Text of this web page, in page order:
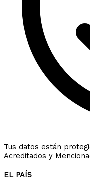
Tus datos están
Acreditados y
EL PAÍS